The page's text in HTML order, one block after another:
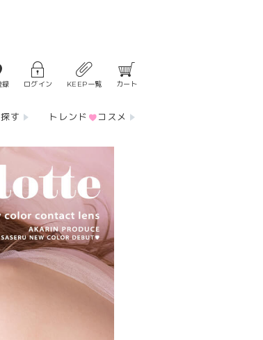
録 ログイン KEEP一覧 カート
す トレンド コスメ